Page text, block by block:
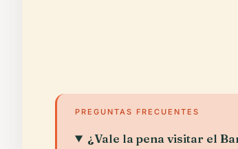
PREGUNTAS FRECUENTES
¿Vale la pena visitar el